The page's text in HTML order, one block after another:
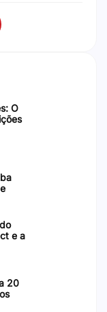
O
e a
20